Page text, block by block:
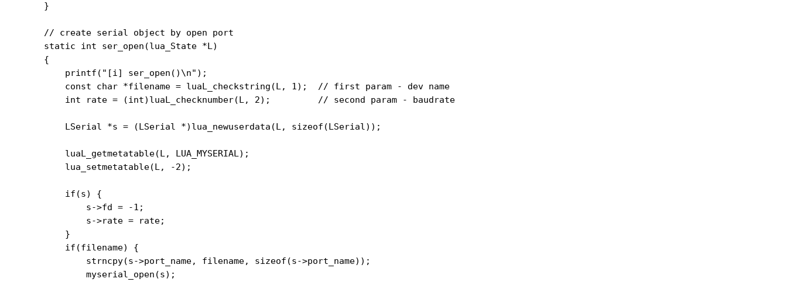
}
// create serial object by open port
static int ser_open(lua_State *L)
{
    printf("[i] ser_open()\n");
    const char *filename = luaL_checkstring(L, 1);  // first param - dev name
    int rate = (int)luaL_checknumber(L, 2);         // second param - baudrate
    LSerial *s = (LSerial *)lua_newuserdata(L, sizeof(LSerial));
    luaL_getmetatable(L, LUA_MYSERIAL);
    lua_setmetatable(L, -2);
    if(s) {
        s->fd = -1;
        s->rate = rate;
    }
    if(filename) {
        strncpy(s->port_name, filename, sizeof(s->port_name));
        myserial_open(s);